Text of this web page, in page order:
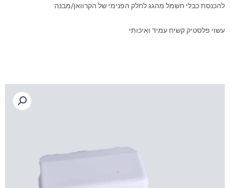
להכנסת כבלי חשמל מהגג לחלק הפנימי של הקרוואן/מבנה
עשוי פלסטיק קשיח עמיד ואיכותי